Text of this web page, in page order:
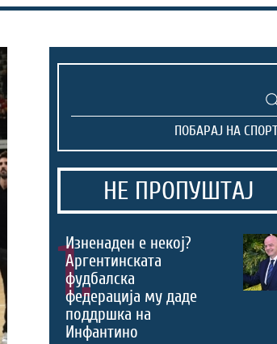
НЕ ПРОПУШТАЈ
1.
Изненаден е некој?
Аргентинската
фудбалска
федерација му даде
поддршка на
Инфантино